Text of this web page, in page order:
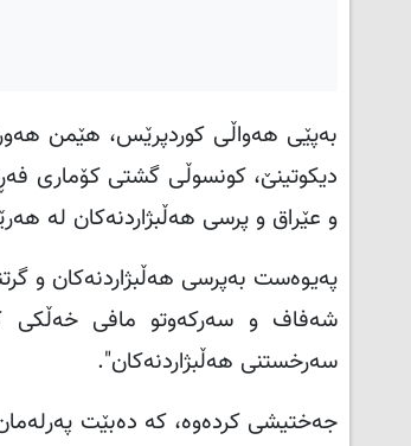
بەپێی هەواڵی کوردپرێس، هێمن
دیکوتینێ، کونسوڵی گشتی کۆماری
و عێراق و پرسی هه‌ڵبژاردنه‌کان له
په‌یوه‌ست به‌پرسی هه‌ڵبژاردنه‌کان و
شه‌فاف و سه‌رکه‌وتو مافی خه‌ڵکی
سه‌رخستنی هه‌ڵبژاردنه‌کان".
جه‌ختیشی کرده‌وه، که ده‌بێت